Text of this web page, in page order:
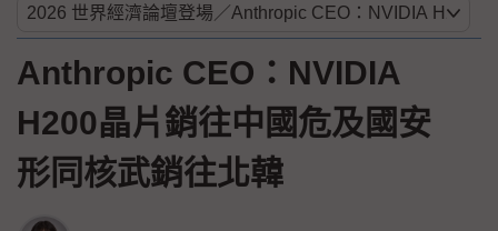
Anthropic CEO：NVIDIA
H200晶片銷往中國危及國安
形同核武銷往北韓